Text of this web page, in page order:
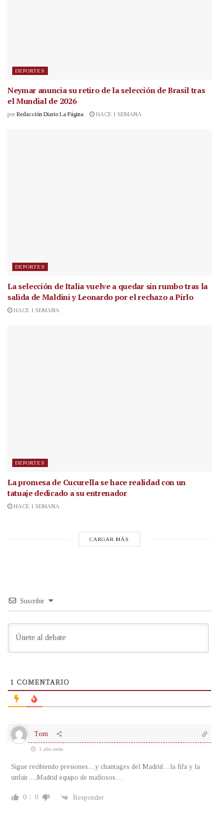
DEPORTES
Neymar anuncia su retiro de la selección de Brasil tras
el Mundial de 2026
por Redacción Diario La Página HACE 1 SEMANA
DEPORTES
La selección de Italia vuelve a quedar sin rumbo tras la
salida de Maldini y Leonardo por el rechazo a Pirlo
HACE 1 SEMANA
DEPORTES
La promesa de Cucurella se hace realidad con un
tatuaje dedicado a su entrenador
HACE 1 SEMANA
CARGAR MÁS
Suscribir
1 COMENTARIO
Tom
1 año atrás
Sigue recibiendo presiones…y chantages del Madrid…la fifa y la
unfair….Madrid equipo de mafiosos…
0 0 Responder